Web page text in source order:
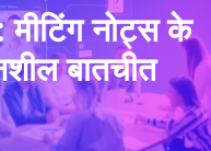
मीटिंग नोट्स के
बातचीत